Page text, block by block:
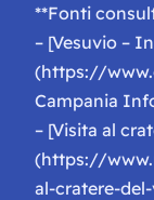
**Fonti
– [Vesuvio –
(https://
Campania
– [Visita al
(https://
al-cratere-